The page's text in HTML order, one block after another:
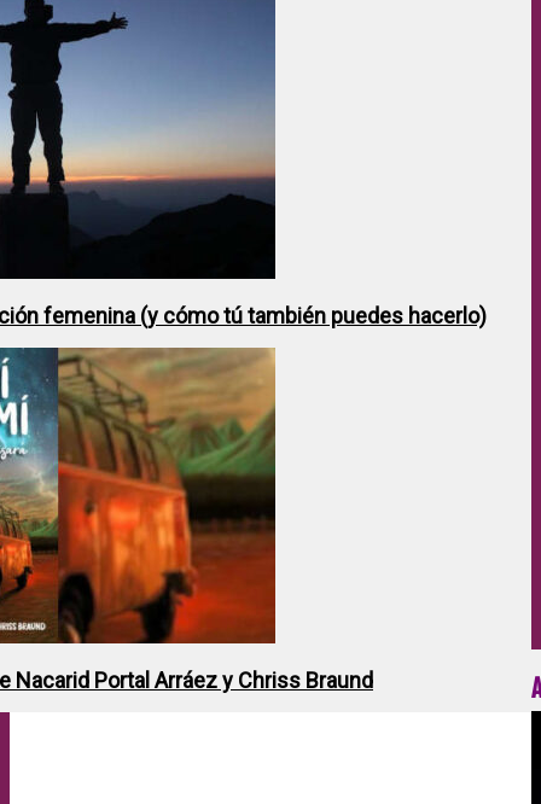
femenina (y cómo tú también puedes hacerlo)
Nacarid Portal Arráez y Chriss Braund